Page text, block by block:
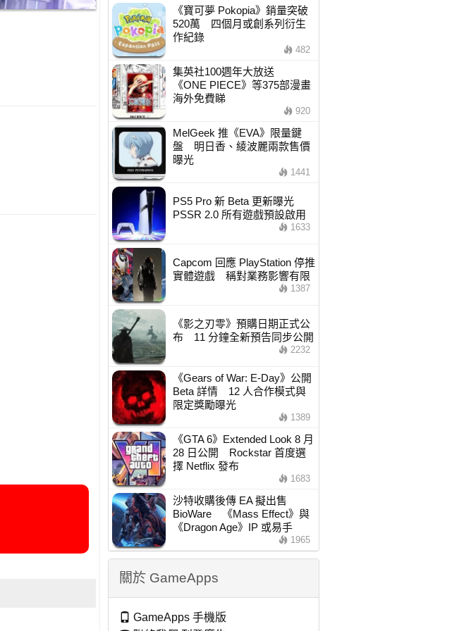
《寶可夢 Pokopia》銷量突破
520萬 四個月或創系列衍生
作紀錄
482
集英社100週年大放送
《ONE PIECE》等375部漫畫
海外免費睇
920
MelGeek 推《EVA》限量鍵
盤 明日香、綾波麗兩款售價
曝光
1441
PS5 Pro 新 Beta 更新曝光
PSSR 2.0 所有遊戲預設啟用
1633
Capcom 回應 PlayStation 停推
實體遊戲 稱對業務影響有限
1387
《影之刃零》預購日期正式公
布 11 分鐘全新預告同步公開
2232
《Gears of War: E-Day》公開
Beta 詳情 12 人合作模式與
限定獎勵曝光
1389
《GTA 6》Extended Look 8 月
28 日公開 Rockstar 首度選
擇 Netflix 發布
1683
沙特收購後傳 EA 擬出售
BioWare 《Mass Effect》與
《Dragon Age》IP 或易手
1965
關於 GameApps
GameApps 手機版